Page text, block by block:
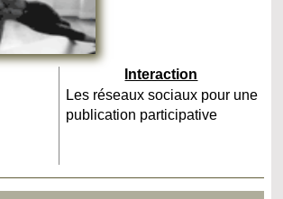
Interaction
Les réseaux sociaux pour une
publication participative